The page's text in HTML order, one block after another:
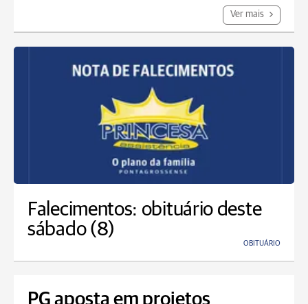
Ver mais
Falecimentos: obituário deste
sábado (8)
OBITUÁRIO
PG aposta em projetos